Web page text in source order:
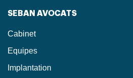
SEBAN AVOCATS
Cabinet
Equipes
Implantation